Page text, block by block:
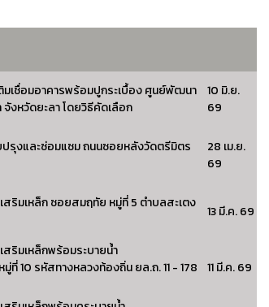
มเชื่อมอาคารพร้อมปูกระเบื้อง ศูนย์พัฒนา
จังหวัดยะลา โดยวิธีคัดเลือก
10 มิ.ย.
69
ปรุงและซ่อมแซม ถนนซอยหลังวัดตรีมิตร
28 เม.ย.
69
ริมเหล็ก ซอยสมฤทัย หมู่ที่ 5 ตำบลสะเตง
13 มี.ค. 69
ริมเหล็กพร้อมระบายน้ำ
10 รหัสทางหลวงท้องถิ่น ยล.ถ. 11 - 178
11 มี.ค. 69